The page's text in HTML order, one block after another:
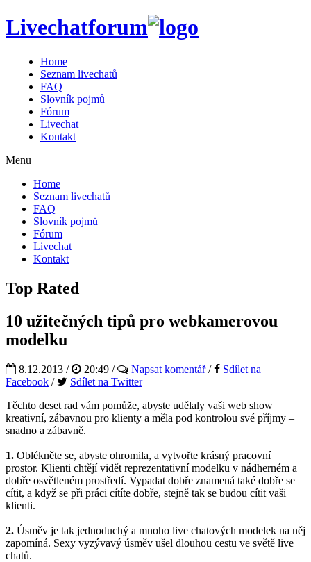
Livechatforum
Home
Seznam livechatů
FAQ
Slovník pojmů
Fórum
Livechat
Kontakt
Menu
Home
Seznam livechatů
FAQ
Slovník pojmů
Fórum
Livechat
Kontakt
Top Rated
10 užitečných tipů pro webkamerovou
modelku
8.12.2013 / 20:49 / Napsat komentář/
Sdílet na
Facebook /
Sdílet na Twitter
Těchto deset rad vám pomůže, abyste udělaly vaši web show
kreativní, zábavnou pro klienty a měla pod kontrolou své příjmy –
snadno a zábavně.
1. Oblékněte se, abyste ohromila, a vytvořte krásný pracovní
prostor. Klienti chtějí vidět reprezentativní modelku v nádherném a
dobře osvětleném prostředí. Vypadat dobře znamená také dobře se
cítit, a když se při práci cítíte dobře, stejně tak se budou cítit vaši
klienti.
2. Úsměv je tak jednoduchý a mnoho live chatových modelek na něj
zapomíná. Sexy vyzývavý úsměv ušel dlouhou cestu ve světě live
chatů.